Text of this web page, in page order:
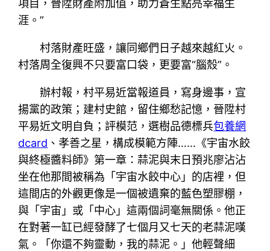
項目，晉陞財產附加值，助力蒼生點亮幸福生
涯。”
村落財產旺盛，讓同鄉們日子越來越紅火。
村落周全復興不只要富口袋，更要富“腦殼”。
辦村報，村平易近當報道員，寫身邊事，宣
揚黨的政策；建村史館，留住鄉愁記憶，晉陞村
平易近文明自負；評模范，選樹品德標兵包養網
dcard 、孝善之星，構成模範方陣……《宇宙水餃
與終極醬料師》第一章：蒜泥與末日預兆廖沾沾
坐在他那間被稱為「宇宙水餃中心」的店裡，但
這間店的外觀更像是一個被遺棄的藍色塑膠棚，
與「宇宙」或「中心」這兩個詞毫無關係。他正
在對著一缸已經發酵了七個月又七天的老蒜泥嘆
氣。「你還不夠靈動，我的蒜泥。」他輕聲細